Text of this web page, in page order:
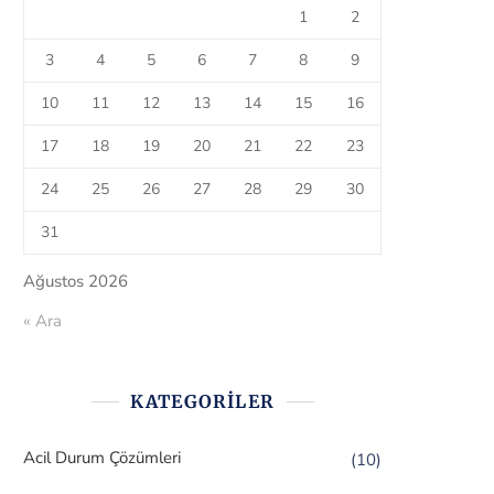
Ağustos 2026
1 2
3 4 5 6 7 8 9
10 11 12 13 14 15 16
17 18 19 20 21 22 23
24 25 26 27 28 29 30
31
« Ara
KATEGORILER
Acil Durum Çözümleri (10)